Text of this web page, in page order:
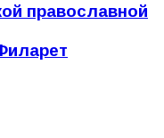
православной